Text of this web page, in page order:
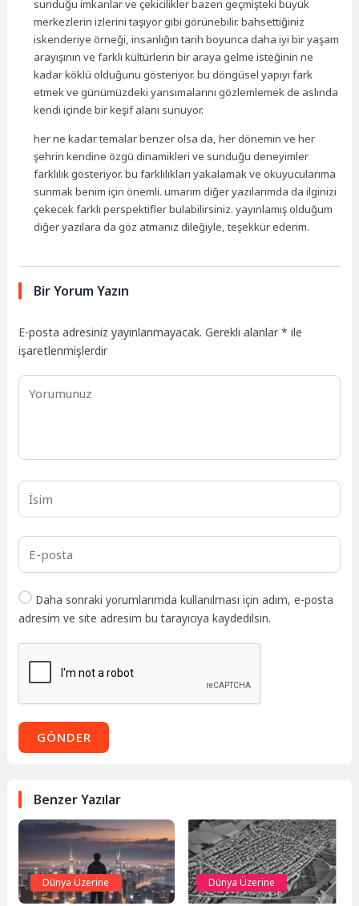
sunduğu imkanlar ve çekicilikler bazen geçmişteki büyük
merkezlerin izlerini taşıyor gibi görünebilir. bahsettiğiniz
iskenderiye örneği, insanlığın tarih boyunca daha iyi bir yaşam
arayışının ve farklı kültürlerin bir araya gelme isteğinin ne
kadar köklü olduğunu gösteriyor. bu döngüsel yapıyı fark
etmek ve günümüzdeki yansımalarını gözlemlemek de aslında
kendi içinde bir keşif alanı sunuyor.
her ne kadar temalar benzer olsa da, her dönemin ve her
şehrin kendine özgü dinamikleri ve sunduğu deneyimler
farklılık gösteriyor. bu farklılıkları yakalamak ve okuyucularıma
sunmak benim için önemli. umarım diğer yazılarımda da ilginizi
çekecek farklı perspektifler bulabilirsiniz. yayınlamış olduğum
diğer yazılara da göz atmanız dileğiyle, teşekkür ederim.
Bir Yorum Yazın
E-posta adresiniz yayınlanmayacak. Gerekli alanlar* ile
işaretlenmişlerdir
Daha sonraki yorumlarımda kullanılması için adım, e-posta
adresim ve site adresim bu tarayıcıya kaydedilsin.
GÖNDER
Benzer Yazılar
Dünya Üzerine Dünya Üzerine